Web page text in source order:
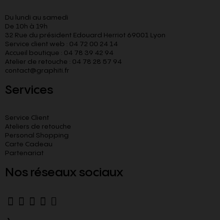
Du lundi au samedi
De 10h à 19h
32 Rue du président Edouard Herriot 69001 Lyon
Service client web : 04 72 00 24 14
Accueil boutique : 04 78 39 42 94
Atelier de retouche : 04 78 28 57 94
contact@graphiti.fr
Services
Service Client
Ateliers de retouche
Personal Shopping
Carte Cadeau
Partenariat
Nos réseaux sociaux